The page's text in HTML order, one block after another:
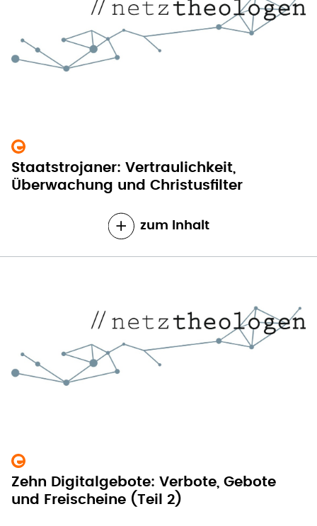
Staatstrojaner: Vertraulichkeit,
Überwachung und Christusfilter
zum Inhalt
Zehn Digitalgebote: Verbote, Gebote
und Freischeine (Teil 2)